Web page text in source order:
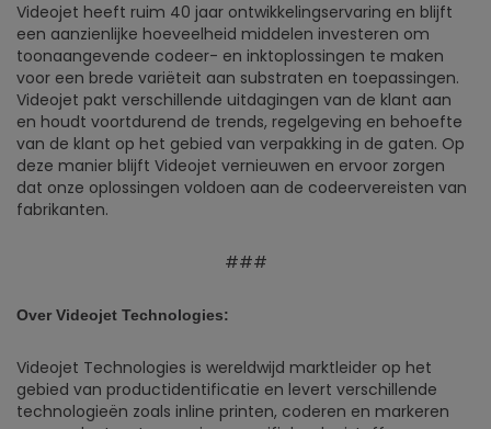
Videojet heeft ruim 40 jaar ontwikkelingservaring en blijft
een aanzienlijke hoeveelheid middelen investeren om
toonaangevende codeer- en inktoplossingen te maken
voor een brede variëteit aan substraten en toepassingen.
Videojet pakt verschillende uitdagingen van de klant aan
en houdt voortdurend de trends, regelgeving en behoefte
van de klant op het gebied van verpakking in de gaten. Op
deze manier blijft Videojet vernieuwen en ervoor zorgen
dat onze oplossingen voldoen aan de codeervereisten van
fabrikanten.
###
Over Videojet Technologies:
Videojet Technologies is wereldwijd marktleider op het
gebied van productidentificatie en levert verschillende
technologieën zoals inline printen, coderen en markeren